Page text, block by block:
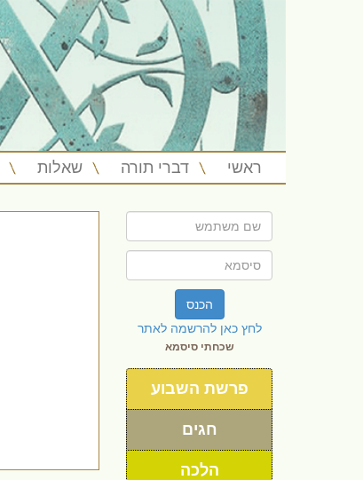
ראשי דברי תורה שאלות
הכנס
לחץ כאן להרשמה לאתר
שכחתי סיסמא
פרשת השבוע
חגים
הלכה